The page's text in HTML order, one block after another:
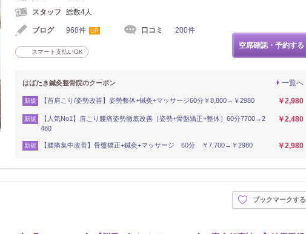
スタッフ
総数4人
ブログ 968件 UP 口コミ 200件
スマート支払いOK
空席確認・予約する
一覧へ
はばたき鍼灸整骨院のクーポン
新規 【首肩こり/姿勢改善】姿勢整体+鍼灸+マッサージ60分￥8,800→￥2980 ￥2,980
新規
【人気No1】肩こり腰痛姿勢徹底改善［姿勢+骨盤矯正+整体］60分7700→2
480
￥2,480
新規 【腰痛集中改善】骨盤矯正+鍼灸+マッサージ 60分 ￥7,700→￥2980 ￥2,980
ブックマークする